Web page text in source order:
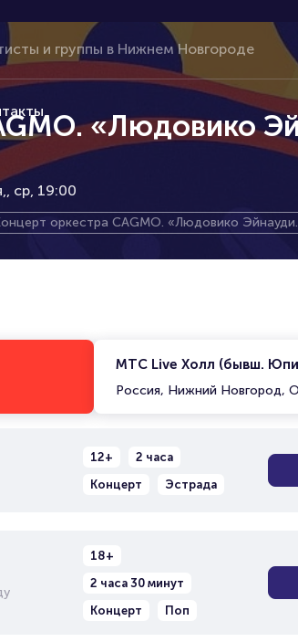
«Людовико
ср, 19:00
оркестра CAGMO. «Людовико
МТС Live Холл (бывш.
Россия, Нижний Новгород,
12+
2 часа
Концерт
Эстрада
18+
2 часа 30 минут
Концерт
Поп